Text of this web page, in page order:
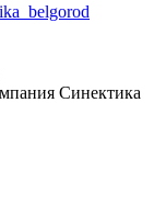
Синектика